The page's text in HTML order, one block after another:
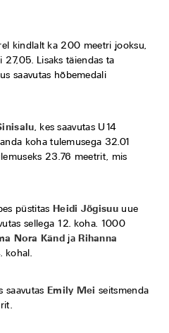
kindlalt ka 200 meetri jooksu,
Lisaks täiendas ta
saavutas hõbemedali
, kes saavutas U14
koha tulemusega 32.01
23.76 meetrit, mis
püstitas Heidi Jõgisuu uue
sellega 12. koha. 1000
Nora KändjaRihanna
kohal.
saavutas Emily Mei seitsmenda